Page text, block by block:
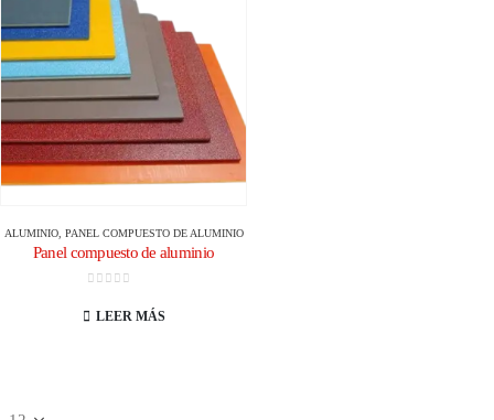
ALUMINIO, PANEL COMPUESTO DE ALUMINIO
Panel compuesto de aluminio
LEER MÁS